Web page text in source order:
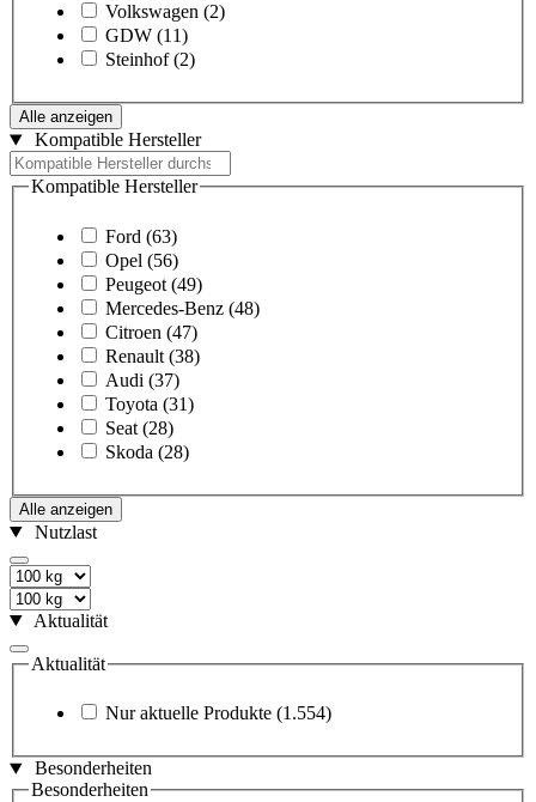
Volkswagen (2)
GDW (11)
Steinhof (2)
Alle anzeigen
Kompatible Hersteller
Kompatible Hersteller
Ford (63)
Opel (56)
Peugeot (49)
Mercedes-Benz (48)
Citroen (47)
Renault (38)
Audi (37)
Toyota (31)
Seat (28)
Skoda (28)
Alle anzeigen
Nutzlast
Aktualität
Aktualität
Nur aktuelle Produkte (1.554)
Besonderheiten
Besonderheiten